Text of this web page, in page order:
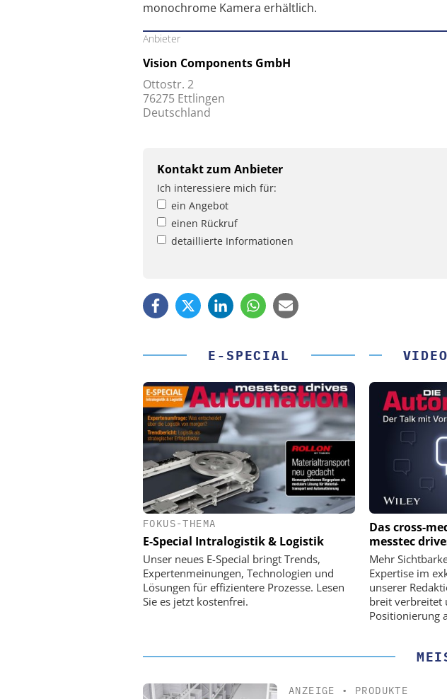
monochrome Kamera erhältlich.
Anbieter
Vision Components GmbH
Ottostr. 2
76275 Ettlingen
Deutschland
Kontakt zum Anbieter
Ich interessiere mich für:
ein Angebot
einen Rückruf
detaillierte Informationen
E-SPECIAL
FOKUS-THEMA
E-Special Intralogistik & Logistik
Unser neues E-Special bringt Trends,
Expertenmeinungen, Technologien und
Lösungen für effizientere Prozesse. Lesen
Sie es jetzt kostenfrei.
Das cross-
messtec
Mehr
Expertise im
unserer
breit verbreitet
Positionierung
PHYSIK INSTRUMENTE (PI) SE &
CO. KG
Optische Laserlinks für LEO-
Satelliten: Blitzschnelle Präzision mit
PI-Kippspiegeln!
PHYSIK
Satelliten:
ANZEIGE • PRODUKTE